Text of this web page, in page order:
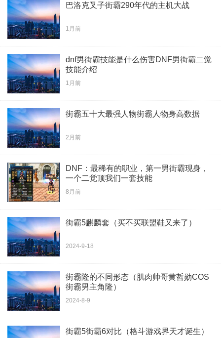
巴洛克叉子街霸290年代的主机大战
1月前
dnf男街霸技能是什么伤害DNF男街霸二觉
技能介绍
1月前
街霸五十大最强人物街霸人物身高数据
2月前
​DNF：最稀有的职业，第一男街霸现身，
一个二觉顶我们一套技能
8月前
街霸5麒麟套（买不买联盟鞋又来了）
2024-9-18
街霸隆的不同形态（肌肉帅哥黄哲勋COS
街霸男主角隆）
2024-8-9
街霸5街霸6对比（格斗游戏界天才诞生）